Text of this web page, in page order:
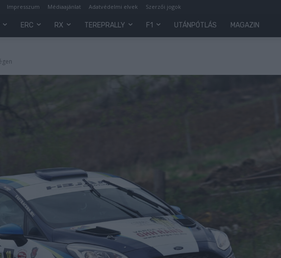
Impresszum Médiaajánlat Adatvédelmi elvek Szerzői jogok
ERC RX TEREPRALLY F1 UTÁNPÓTLÁS MAGAZIN